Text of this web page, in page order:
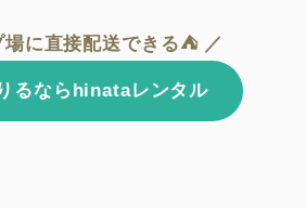
に直接配送できる⛺ ／
るならhinataレンタル